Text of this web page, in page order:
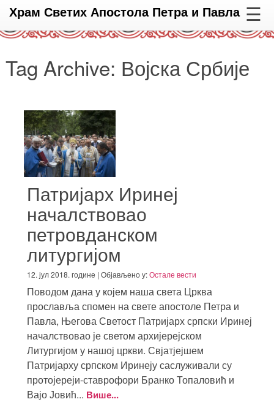
Храм Светих Апостола Петра и Павла ☰
Tag Archive: Војска Србије
Патријарх Иринеј
началствовао
петровданском
литургијом
12. јул 2018. године | Објављено у:Остале вести
Поводом дана у којем наша света Црква
прославља спомен на свете апостоле Петра и
Павла, Његова Светост Патријарх српски Иринеј
началствовао је светом архијерејском
Литургијом у нашој цркви. Свјатјејшем
Патријарху српском Иринеју саслуживали су
протојереји-ставрофори Бранко Топаловић и
Вајо Јовић... Више...